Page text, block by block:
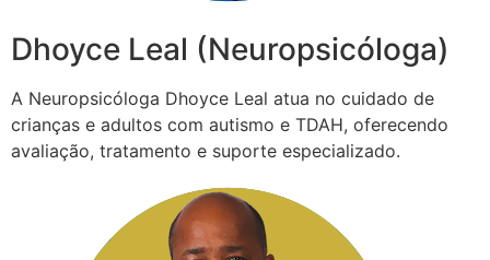
Dhoyce Leal (Neuropsicóloga)
A Neuropsicóloga Dhoyce Leal atua no cuidado de
crianças e adultos com autismo e TDAH, oferecendo
avaliação, tratamento e suporte especializado.